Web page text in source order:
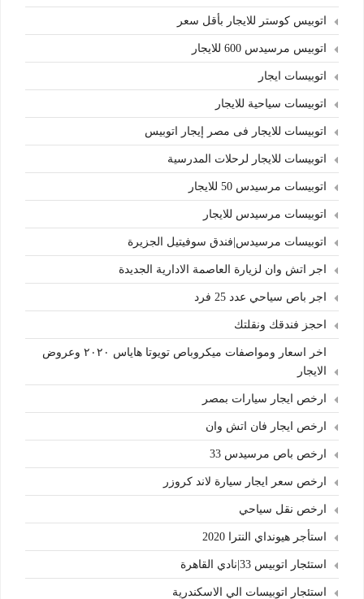
اتوبيس كوستر للايجار بأقل سعر
اتوبيس مرسيدس 600 للايجار
اتوبيسات ايجار
اتوبيسات سياحية للايجار
اتوبيسات للايجار فى مصر إيجار اتوبيس
اتوبيسات للايجار لرحلات المدرسية
اتوبيسات مرسيدس 50 للايجار
اتوبيسات مرسيدس للايجار
اتوبيسات مرسيدس|فندق سوفيتيل الجزيرة
اجر اتش وان لزيارة العاصمة الادارية الجديدة
اجر باص سياحي عدد 25 فرد
احجز فندقك ونقلتك
اخر اسعار ومواصفات ميكروباص تويوتا هاياس ٢٠٢٠ وعروض
الايجار
ارخص ايجار سيارات بمصر
ارخص ايجار فان اتش وان
ارخص باص مرسيدس 33
ارخص سعر ايجار سيارة لاند كروزر
ارخص نقل سياحي
استأجر هيونداي النترا 2020
استئجار اتوبيس 33|نادي القاهرة
استئجار اتوبيسات الي الاسكندرية